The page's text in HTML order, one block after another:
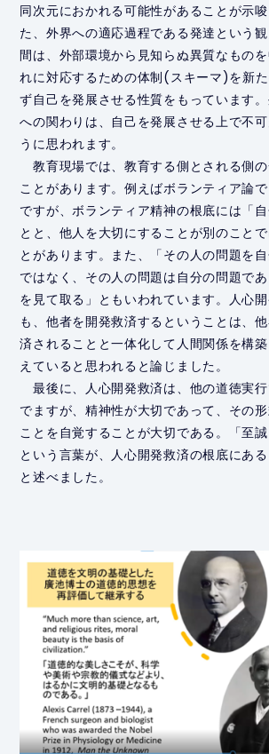
同次元におかれる可能性があることが示
た、外界への適応過程である発達という
間は、外部環境から見知らぬ異質なもの
れに対応するための体制(スキーマ)を新
ず自己を発展させる性質をもっています
への関わりは、自己を発展させる上で不
うに思われます。
教育現場では、教育する側とされる側
ことがあります。例えばボランティア論
ですが、ボランティア精神の根底には「
とと、他人を大切にすることが別のこと
とがあります。また、「その人の問題を
ではなく、その人の問題は自分の問題で
を見て取る」ともいわれています。人心
も、他者を開発救済するということは、
済されることと一体化して人間関係を構
えていると思われると論じました。
最後に、人心開発救済は、他の道徳実
でますが、精神性が大切であって、その
ことを自覚することが大切である。「至誠
という言葉が、人心開発救済の根底にあ
と述べました。